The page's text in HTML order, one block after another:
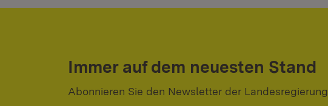
Immer auf dem neuesten Stand
Abonnieren Sie den Newsletter der Landesregierung.